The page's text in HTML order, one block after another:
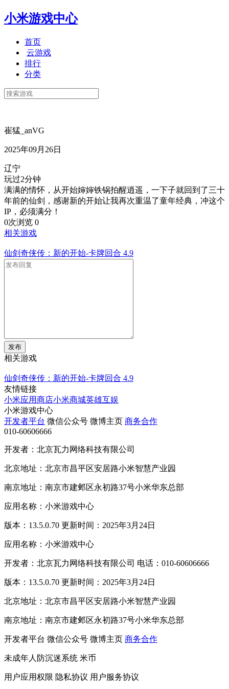
小米游戏中心
首页
云游戏
排行
分类
崔猛_anVG
2025年09月26日
辽宁
玩过2分钟
满满的情怀，从开始婶婶铁锅拍醒逍遥，一下子就回到了三十
年前的仙剑，感谢新的开始让我再次重温了童年经典，冲这个
IP，必须满分！
0次浏览 0
相关游戏
仙剑奇侠传：新的开始-卡牌回合 4.9
发布
相关游戏
仙剑奇侠传：新的开始-卡牌回合 4.9
友情链接
小米应用商店小米商城英雄互娱
小米游戏中心
开发者平台 微信公众号 微博主页 商务合作
010-60606666
开发者：北京瓦力网络科技有限公司
北京地址：北京市昌平区安居路小米智慧产业园
南京地址：南京市建邺区永初路37号小米华东总部
应用名称：小米游戏中心
版本：13.5.0.70 更新时间：2025年3月24日
应用名称：小米游戏中心
开发者：北京瓦力网络科技有限公司 电话：010-60606666
版本：13.5.0.70 更新时间：2025年3月24日
北京地址：北京市昌平区安居路小米智慧产业园
南京地址：南京市建邺区永初路37号小米华东总部
开发者平台 微信公众号 微博主页 商务合作
未成年人防沉迷系统 米币
用户应用权限 隐私协议 用户服务协议